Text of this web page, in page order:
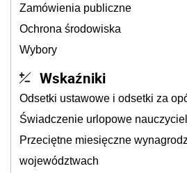
Zamówienia publiczne
Ochrona środowiska
Wybory
Wskaźniki
Odsetki ustawowe i odsetki za
Świadczenie urlopowe
Przeciętne miesięczne
województwach